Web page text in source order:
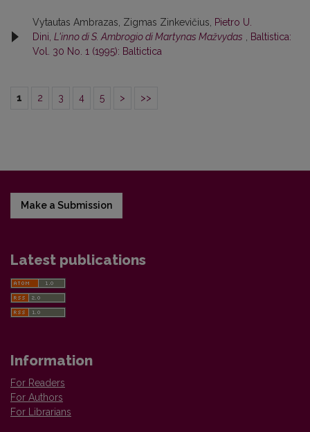
Vytautas Ambrazas, Zigmas Zinkevičius,
Pietro U.
Dini, L'inno di S. Ambrogio di Martynas Mažvydas
Baltistica:
Vol. 30 No. 1 (1995): Baltictica
1 2 3 4 5 > >>
Make a Submission
Latest publications
Information
For Readers
For Authors
For Librarians